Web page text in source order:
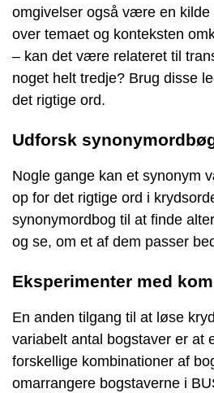
omgivelser også være en
over temaet og konteksten
– kan det være relateret til
noget helt tredje? Brug disse
det rigtige ord.
Udforsk
Nogle gange kan et synonym
op for det rigtige ord i
synonymordbog til at finde
og se, om et af dem passer
Eksperimenter med
En anden tilgang til at løse
variabelt antal bogstaver er at
forskellige kombinationer af
omarrangere bogstaverne i